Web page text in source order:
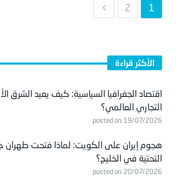
1
2
الأكثر قراءة
اقتصاد الجغرافيا السياسية: كيف يعيد الشرق
التجاري العالمي؟
posted on 19/07/2026
هجوم إيران على الكويت: لماذا فتحت طهران
التحتية في الخليج؟
posted on 20/07/2026